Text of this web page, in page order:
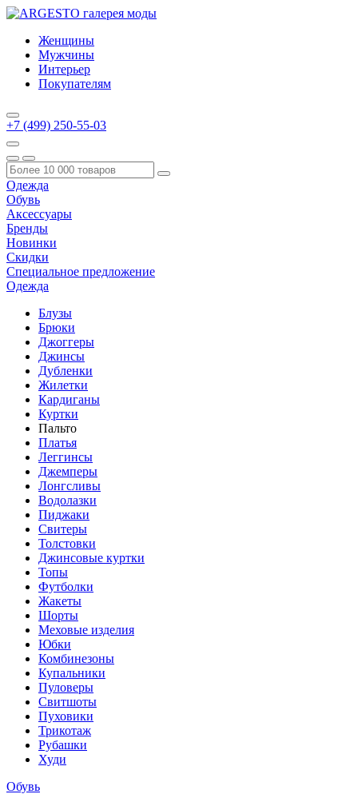
Женщины
Мужчины
Интерьер
Покупателям
+7 (499) 250-55-03
Одежда
Обувь
Аксессуары
Бренды
Новинки
Скидки
Специальное предложение
Одежда
Блузы
Брюки
Джоггеры
Джинсы
Дубленки
Жилетки
Кардиганы
Куртки
Пальто
Платья
Леггинсы
Джемперы
Лонгсливы
Водолазки
Пиджаки
Свитеры
Толстовки
Джинсовые куртки
Топы
Футболки
Жакеты
Шорты
Меховые изделия
Юбки
Комбинезоны
Купальники
Пуловеры
Свитшоты
Пуховики
Трикотаж
Рубашки
Худи
Обувь